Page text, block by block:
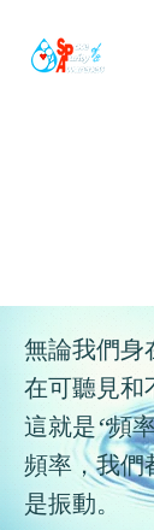
無論我們身
在可聽見和
這就是“頻
頻率，我們
是振動。